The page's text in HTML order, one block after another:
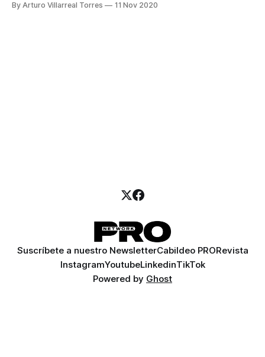
By Arturo Villarreal Torres 11 Nov 2020
Suscríbete a nuestro NewsletterCabildeo PRORevista
InstagramYoutubeLinkedinTikTok
Powered by Ghost